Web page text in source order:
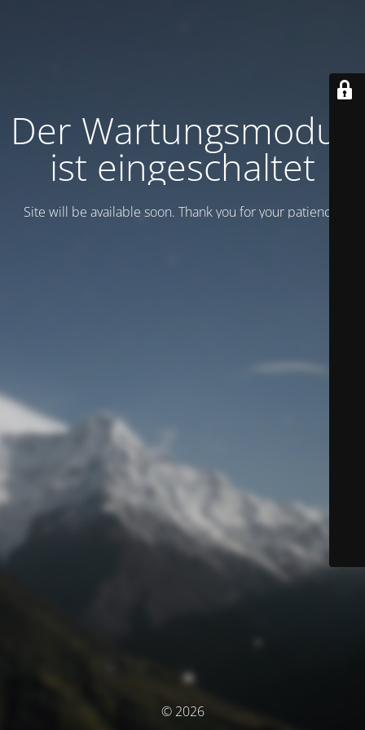
Der Wartungsmodus
ist eingeschaltet
Site will be available soon. Thank you for your patience!
© 2026